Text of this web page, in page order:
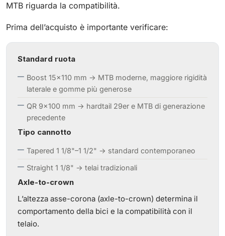
MTB riguarda la compatibilità.
Prima dell’acquisto è importante verificare:
Standard ruota
Boost 15×110 mm → MTB moderne, maggiore rigidità
laterale e gomme più generose
QR 9×100 mm → hardtail 29er e MTB di generazione
precedente
Tipo cannotto
Tapered 1 1/8"–1 1/2" → standard contemporaneo
Straight 1 1/8" → telai tradizionali
Axle-to-crown
L’altezza asse-corona (axle-to-crown) determina il
comportamento della bici e la compatibilità con il
telaio.